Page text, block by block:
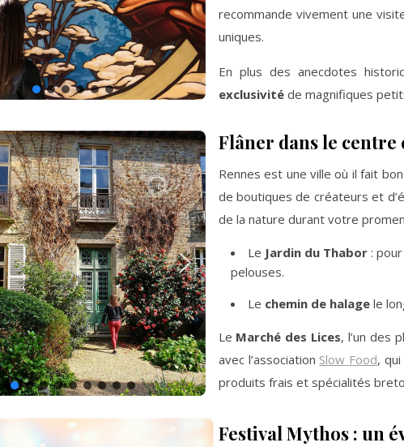
recommande vivement une
uniques.
En plus des anecdotes
exclusivitéde magnifiques
Flâner dans le centre
Rennes est une ville où il fait
de boutiques de créateurs et
de la nature durant votre
Le Jardin du Thabor: pour
pelouses.
Le chemin de halagele
Le Marché des Lices, l’un des
avec l’association Slow Food,
produits frais et spécialités
Festival Mythos : un